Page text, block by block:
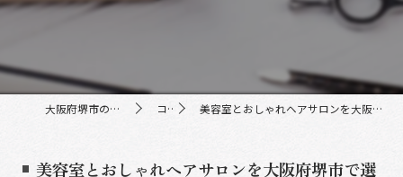
大阪府堺市の美容室ならFor-Relive コラム 美容室とおしゃれヘアサロンを大阪府堺市で選ぶための失敗しないコツ解説
美容室とおしゃれヘアサロンを大阪府堺市で選